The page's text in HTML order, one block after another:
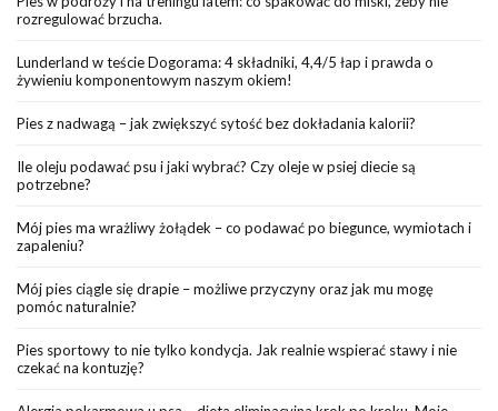
rozregulować brzucha.
Lunderland w teście Dogorama: 4 składniki, 4,4/5 łap i prawda o
żywieniu komponentowym naszym okiem!
Pies z nadwagą – jak zwiększyć sytość bez dokładania kalorii?
Ile oleju podawać psu i jaki wybrać? Czy oleje w psiej diecie są
potrzebne?
Mój pies ma wrażliwy żołądek – co podawać po biegunce, wymiotach i
zapaleniu?
Mój pies ciągle się drapie – możliwe przyczyny oraz jak mu mogę
pomóc naturalnie?
Pies sportowy to nie tylko kondycja. Jak realnie wspierać stawy i nie
czekać na kontuzję?